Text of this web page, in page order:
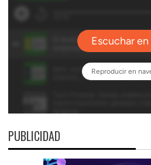
PUBLICIDAD